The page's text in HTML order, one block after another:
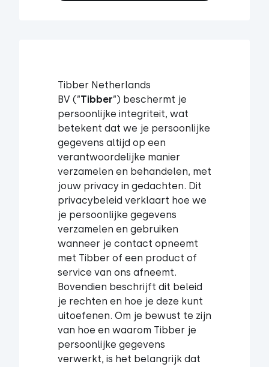
Tibber Netherlands
BV (”Tibber”) beschermt je
persoonlijke integriteit, wat
betekent dat we je persoonlijke
gegevens altijd op een
verantwoordelijke manier
verzamelen en behandelen, met
jouw privacy in gedachten. Dit
privacybeleid verklaart hoe we
je persoonlijke gegevens
verzamelen en gebruiken
wanneer je contact opneemt
met Tibber of een product of
service van ons afneemt.
Bovendien beschrijft dit beleid
je rechten en hoe je deze kunt
uitoefenen. Om je bewust te zijn
van hoe en waarom Tibber je
persoonlijke gegevens
verwerkt, is het belangrijk dat